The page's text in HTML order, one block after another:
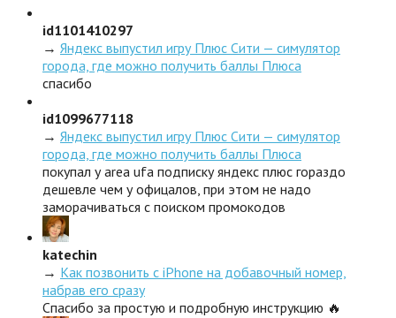
id1101410297
→ Яндекс выпустил игру Плюс Сити — симулятор
города, где можно получить баллы Плюса
спасибо
id1099677118
→ Яндекс выпустил игру Плюс Сити — симулятор
города, где можно получить баллы Плюса
покупал у area ufa подписку яндекс плюс гораздо
дешевле чем у офицалов, при этом не надо
заморачиваться с поиском промокодов
katechin
→ Как позвонить с iPhone на добавочный номер,
набрав его сразу
Спасибо за простую и подробную инструкцию 🔥